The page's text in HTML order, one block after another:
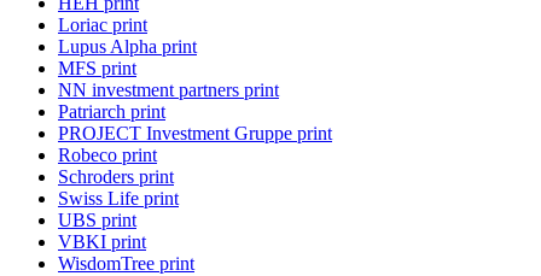
Loriac print
Lupus Alpha print
MFS print
NN investment partners print
Patriarch print
PROJECT Investment Gruppe print
Robeco print
Schroders print
Swiss Life print
UBS print
VBKI print
WisdomTree print